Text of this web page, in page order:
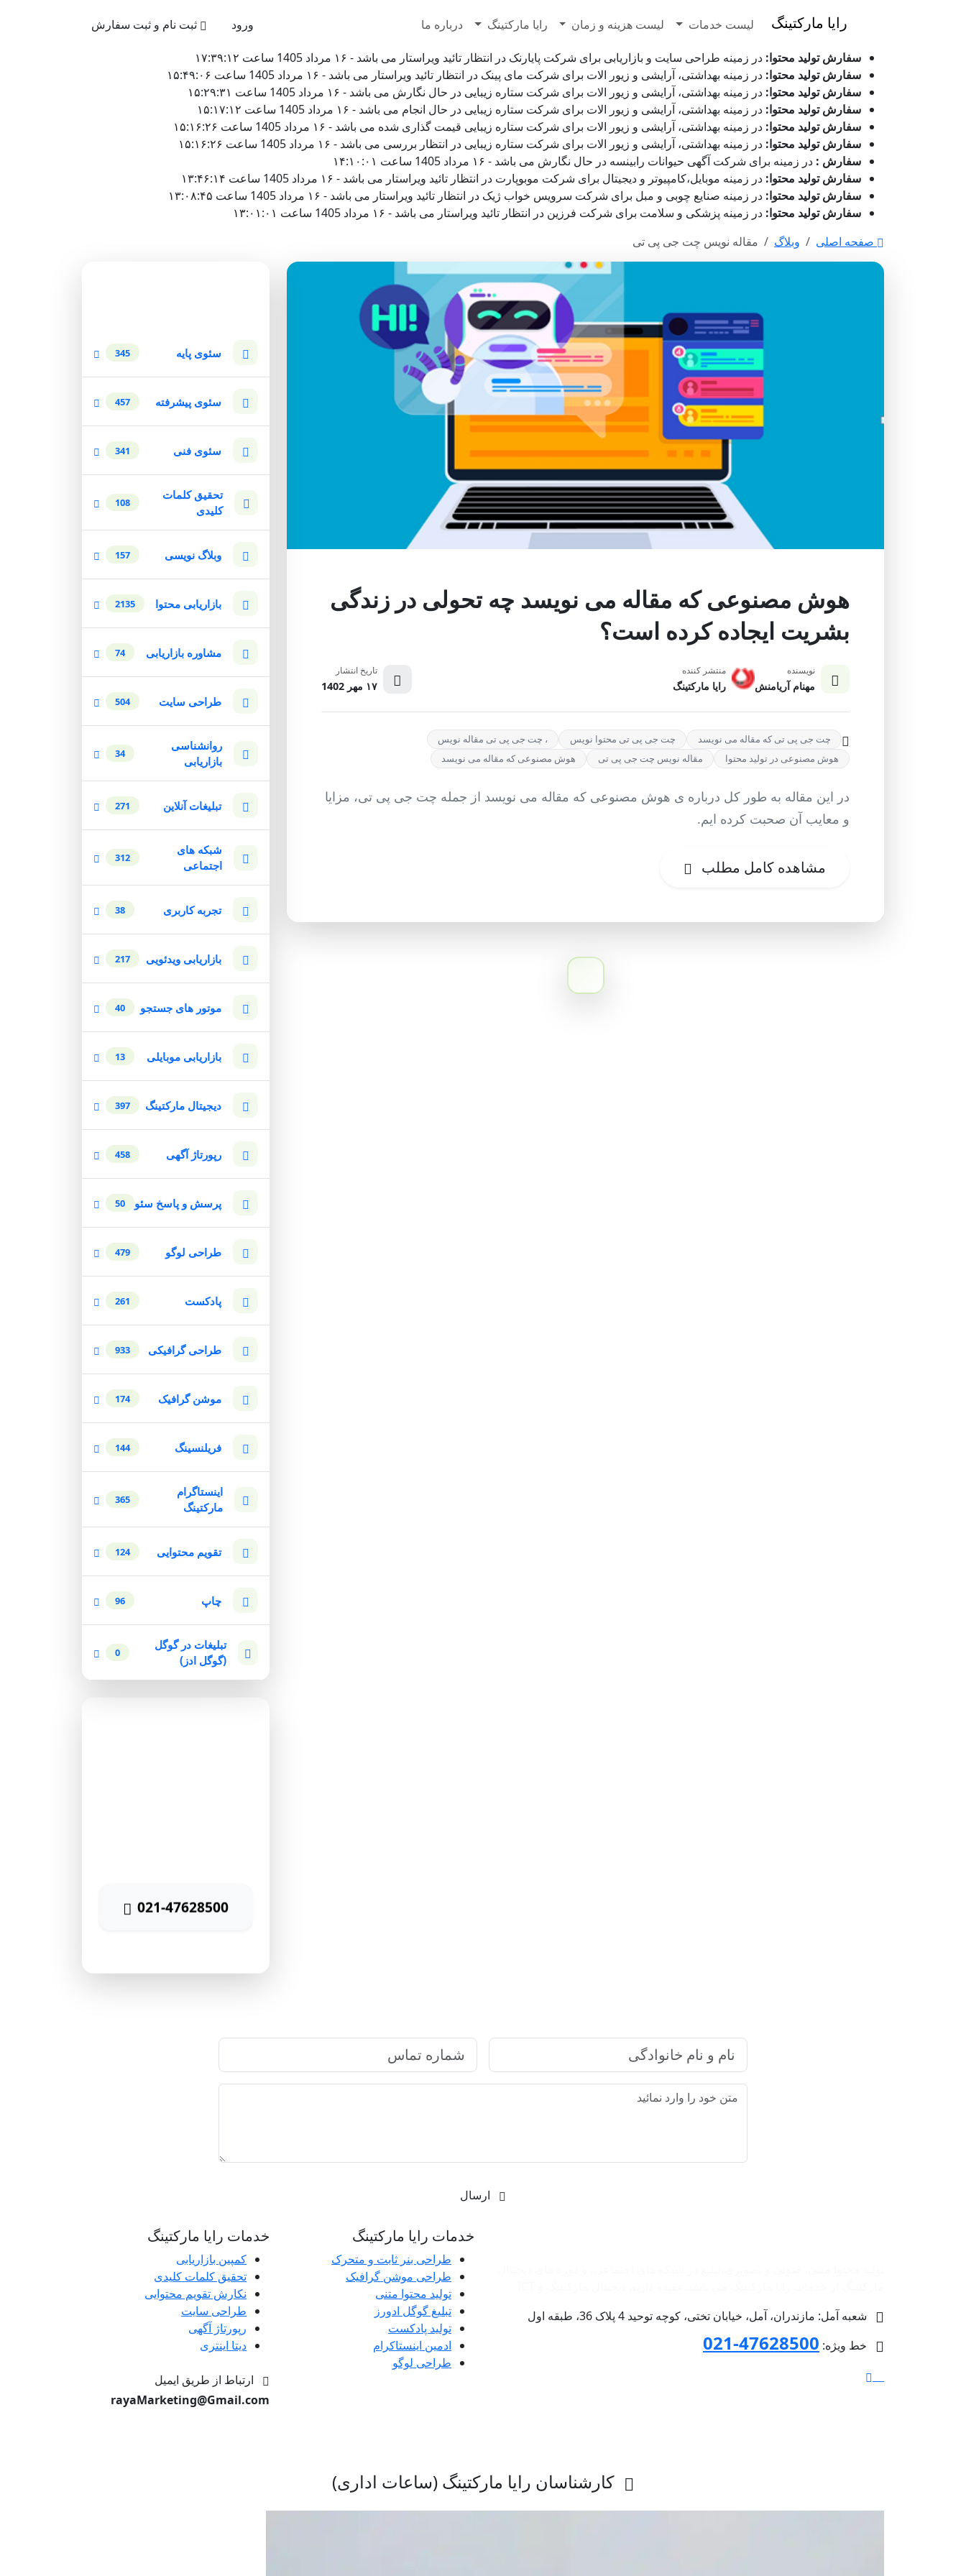
رایا مارکتینگ لیست خدمات لیست هزینه و زمان رایا مارکتینگ درباره ما ورود ثبت نام و ثبت سفارش
سفارش تولید محتوا: در زمینه طراحی سایت و بازاریابی برای شرکت پایارنک در انتظار تائید ویراستار می باشد - ۱۶ مرداد 1405 ساعت ۱۷:۳۹:۱۲
سفارش تولید محتوا: در زمینه بهداشتی، آرایشی و زیور الات برای شرکت مای پینک در انتظار تائید ویراستار می باشد - ۱۶ مرداد 1405 ساعت ۱۵:۴۹:۰۶
سفارش تولید محتوا: در زمینه بهداشتی، آرایشی و زیور الات برای شرکت ستاره زیبایی در حال نگارش می باشد - ۱۶ مرداد 1405 ساعت ۱۵:۲۹:۳۱
سفارش تولید محتوا: در زمینه بهداشتی، آرایشی و زیور الات برای شرکت ستاره زیبایی در حال انجام می باشد - ۱۶ مرداد 1405 ساعت ۱۵:۱۷:۱۲
سفارش تولید محتوا: در زمینه بهداشتی، آرایشی و زیور الات برای شرکت ستاره زیبایی قیمت گذاری شده می باشد - ۱۶ مرداد 1405 ساعت ۱۵:۱۶:۲۶
سفارش تولید محتوا: در زمینه بهداشتی، آرایشی و زیور الات برای شرکت ستاره زیبایی در انتظار بررسی می باشد - ۱۶ مرداد 1405 ساعت ۱۵:۱۶:۲۶
سفارش : در زمینه برای شرکت آگهی حیوانات رابینسه در حال نگارش می باشد - ۱۶ مرداد 1405 ساعت ۱۴:۱۰:۰۱
سفارش تولید محتوا: در زمینه موبایل،کامپیوتر و دیجیتال برای شرکت موبوپارت در انتظار تائید ویراستار می باشد - ۱۶ مرداد 1405 ساعت ۱۳:۴۶:۱۴
سفارش تولید محتوا: در زمینه صنایع چوبی و مبل برای شرکت سرویس خواب ژیک در انتظار تائید ویراستار می باشد - ۱۶ مرداد 1405 ساعت ۱۳:۰۸:۴۵
سفارش تولید محتوا: در زمینه پزشکی و سلامت برای شرکت فرزین در انتظار تائید ویراستار می باشد - ۱۶ مرداد 1405 ساعت ۱۳:۰۱:۰۱
صفحه اصلی
وبلاگ مقاله نویس چت جی پی تی
هوش مصنوعی که مقاله می نویسد چه تحولی در زندگی
بشریت ایجاده کرده است؟
نویسنده
مهنام آریامنش
منتشر کننده
رایا مارکتینگ
تاریخ انتشار
۱۷ مهر 1402
چت جی پی تی که مقاله می نویسد چت جی پی تی محتوا نویس
، چت جی پی تی مقاله نویس
هوش مصنوعی در تولید محتوا
مقاله نویس چت جی پی تی هوش مصنوعی که مقاله می نویسد
در این مقاله به طور کل درباره ی هوش مصنوعی که مقاله می نویسد از جمله چت جی پی تی، مزایا
و معایب آن صحبت کرده ایم.
مشاهده کامل مطلب
سئوی پایه 345
سئوی پیشرفته 457
سئوی فنی 341
تحقیق کلمات
کلیدی
108
وبلاگ نویسی 157
بازاریابی محتوا 2135
مشاوره بازاریابی 74
طراحی سایت 504
روانشناسی
بازاریابی
34
تبلیغات آنلاین 271
شبکه های
اجتماعی
312
تجربه کاربری 38
بازاریابی ویدئویی 217
موتور های جستجو 40
بازاریابی موبایلی 13
دیجیتال مارکتینگ 397
رپورتاژ آگهی 458
پرسش و پاسخ سئو 50
طراحی لوگو 479
پادکست 261
طراحی گرافیکی 933
موشن گرافیک 174
فریلنسینگ 144
اینستاگرام
مارکتینگ
365
تقویم محتوایی 124
چاپ 96
تبلیغات در گوگل
(گوگل ادز)
0
021-47628500
شعبه آمل: مازندران، آمل، خیابان تختی، کوچه توحید 4 پلاک 36، طبقه اول
خط ویژه: 47628500-021
خدمات رایا مارکتینگ
طراحی بنر ثابت و متحرک
طراحی موشن گرافیک
تولید محتوا متنی
تبلیغ گوگل ادورز
تولید پادکست
ادمین اینستاکرام
طراحی لوگو
خدمات رایا مارکتینگ
کمپین بازاریابی
تحقیق کلمات کلیدی
نکارش تقویم محتوایی
طراحی سایت
رپورتاژ آگهی
دیتا اینتری
ارتباط از طریق ایمیل
rayaMarketing@Gmail.com
کارشناسان رایا مارکتینگ (ساعات اداری)